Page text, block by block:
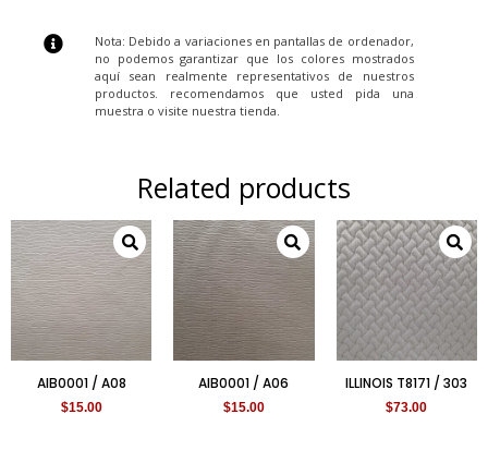
Nota: Debido a variaciones en pantallas de ordenador,
no podemos garantizar que los colores mostrados
aquí sean realmente representativos de nuestros
productos. recomendamos que usted pida una
muestra o visite nuestra tienda.
Related products
AIB0001 / A08
$15.00
AIB0001 / A06
$15.00
ILLINOIS T8171 / 303
$73.00